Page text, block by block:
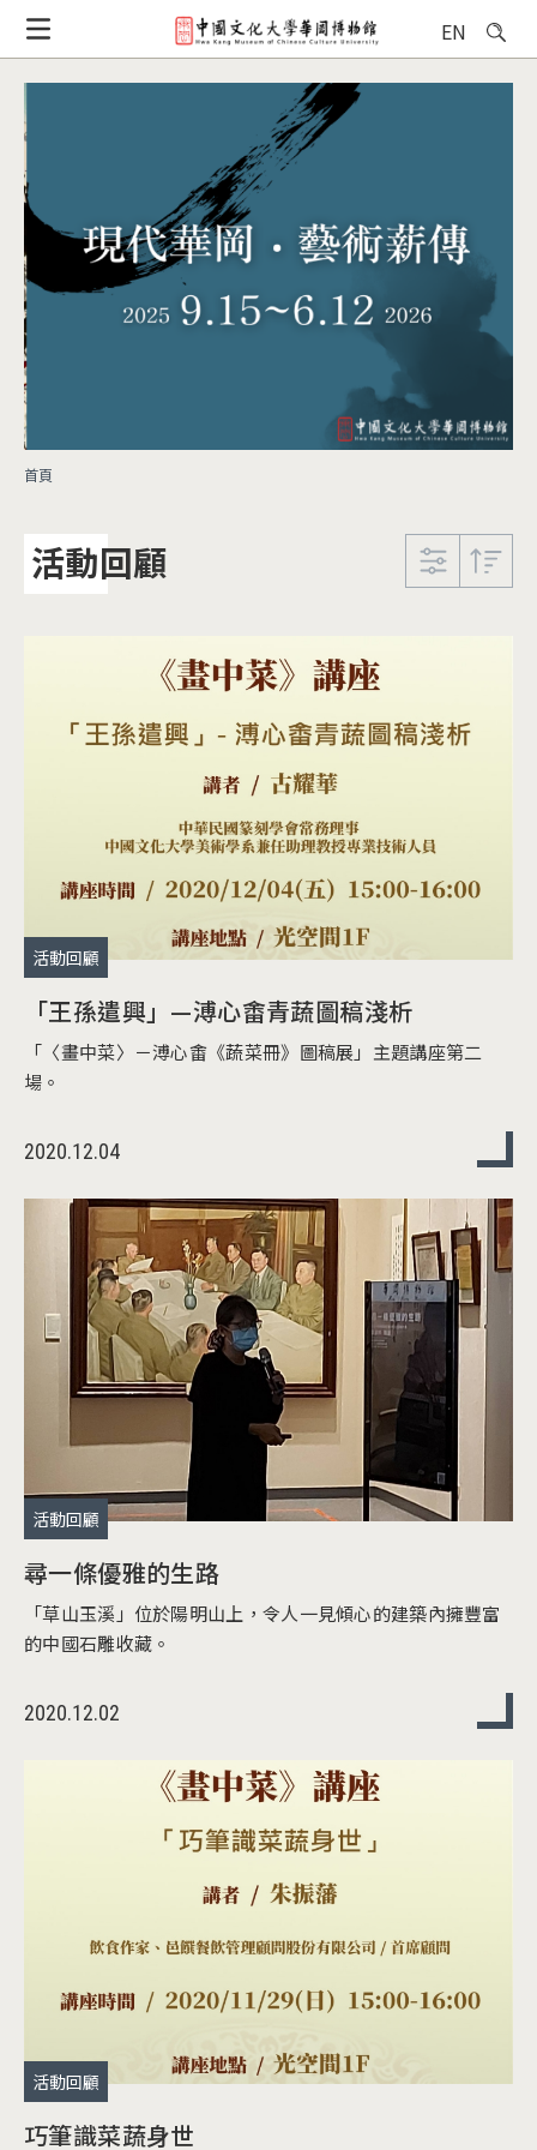
EN
首頁
活動回顧
活動回顧
「王孫遣興」—溥心畬青蔬圖稿淺析
「〈畫中菜〉－溥心畬《蔬菜冊》圖稿展」主題講座第二
場。
2020.12.04
活動回顧
尋一條優雅的生路
「草山玉溪」位於陽明山上，令人一見傾心的建築內擁豐富
的中國石雕收藏。
2020.12.02
活動回顧
巧筆識菜蔬身世